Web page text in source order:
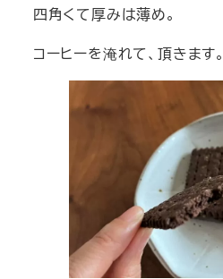
四角くて厚みは薄め。
コーヒーを淹れて、頂きます。